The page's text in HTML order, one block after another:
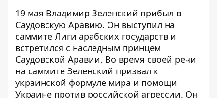
19 мая Владимир Зеленский прибыл в
Саудовскую Аравию. Он выступил на
саммите Лиги арабских государств и
встретился с наследным принцем
Саудовской Аравии. Во время своей речи
на саммите Зеленский призвал к
украинской формуле мира и помощи
Украине против российской агрессии. Он